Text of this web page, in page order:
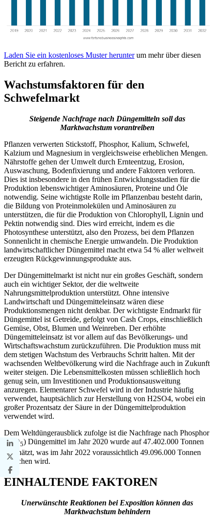
Laden Sie ein kostenloses Muster herunterum mehr über diesen
Bericht zu erfahren.
Wachstumsfaktoren für den
Schwefelmarkt
Steigende Nachfrage nach Düngemitteln soll das
Marktwachstum vorantreiben
Pflanzen verwerten Stickstoff, Phosphor, Kalium, Schwefel,
Kalzium und Magnesium in vergleichsweise erheblichen Mengen.
Nährstoffe gehen der Umwelt durch Ernteentzug, Erosion,
Auswaschung, Bodenfixierung und andere Faktoren verloren.
Dies ist insbesondere in den frühen Entwicklungsstadien für die
Produktion lebenswichtiger Aminosäuren, Proteine ​​und Öle
notwendig. Seine wichtigste Rolle im Pflanzenbau besteht darin,
die Bildung von Proteinmolekülen und Aminosäuren zu
unterstützen, die für die Produktion von Chlorophyll, Lignin und
Pektin notwendig sind. Dies wird erreicht, indem es die
Photosynthese unterstützt, also den Prozess, bei dem Pflanzen
Sonnenlicht in chemische Energie umwandeln. Die Produktion
landwirtschaftlicher Düngemittel macht etwa 54 % aller weltweit
erzeugten Rückgewinnungsprodukte aus.
Der Düngemittelmarkt ist nicht nur ein großes Geschäft, sondern
auch ein wichtiger Sektor, der die weltweite
Nahrungsmittelproduktion unterstützt. Ohne intensive
Landwirtschaft und Düngemitteleinsatz wären diese
Produktionsmengen nicht denkbar. Der wichtigste Endmarkt für
Düngemittel ist Getreide, gefolgt von Cash Crops, einschließlich
Gemüse, Obst, Blumen und Weinreben. Der erhöhte
Düngemitteleinsatz ist vor allem auf das Bevölkerungs- und
Wirtschaftswachstum zurückzuführen. Die Produktion muss mit
dem stetigen Wachstum des Verbrauchs Schritt halten. Mit der
wachsenden Weltbevölkerung wird die Nachfrage auch in Zukunft
weiter steigen. Die Lebensmittelkosten müssen schließlich hoch
genug sein, um Investitionen und Produktionsausweitung
anzuregen. Elementarer Schwefel wird in der Industrie häufig
verwendet, hauptsächlich zur Herstellung von H2SO4, wobei ein
großer Prozentsatz der Säure in der Düngemittelproduktion
verwendet wird.
Dem Weltdüngerausblick zufolge ist die Nachfrage nach Phosphor
(P2 O5) Düngemittel im Jahr 2020 wurde auf 47.402.000 Tonnen
geschätzt, was im Jahr 2022 voraussichtlich 49.096.000 Tonnen
erreichen wird.
EINHALTENDE FAKTOREN
Unerwünschte Reaktionen bei Exposition können das
Marktwachstum behindern